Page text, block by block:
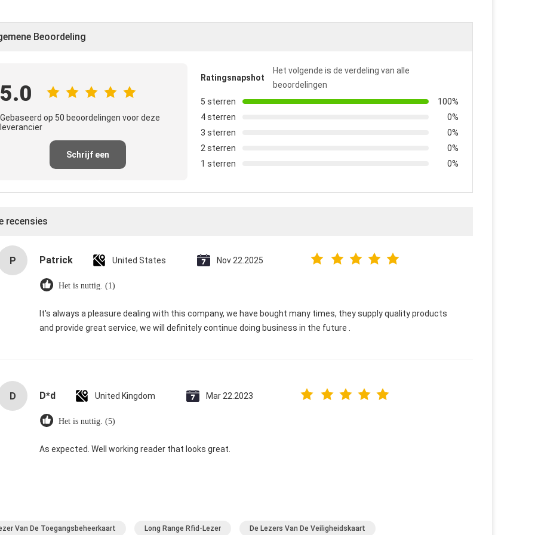
Beoordeling
5.0
Gebaseerd op 50 beoordelingen voor deze
leverancier
Schrijf een
Ratingsnapshot
Het volgende is de verdeling van alle
beoordelingen
5 sterren
100%
4 sterren
0%
3 sterren
0%
2 sterren
0%
1 sterren
0%
recensies
P Patrick United States Nov 22.2025
Het is nuttig. (1)
It's always a pleasure dealing with this company, we have bought many times, they supply quality products
and provide great service, we will definitely continue doing business in the future .
D D*d United Kingdom Mar 22.2023
Het is nuttig. (5)
As expected. Well working reader that looks great.
Van De Toegangsbeheerkaart Long Range Rfid-Lezer De Lezers Van De Veiligheidskaart